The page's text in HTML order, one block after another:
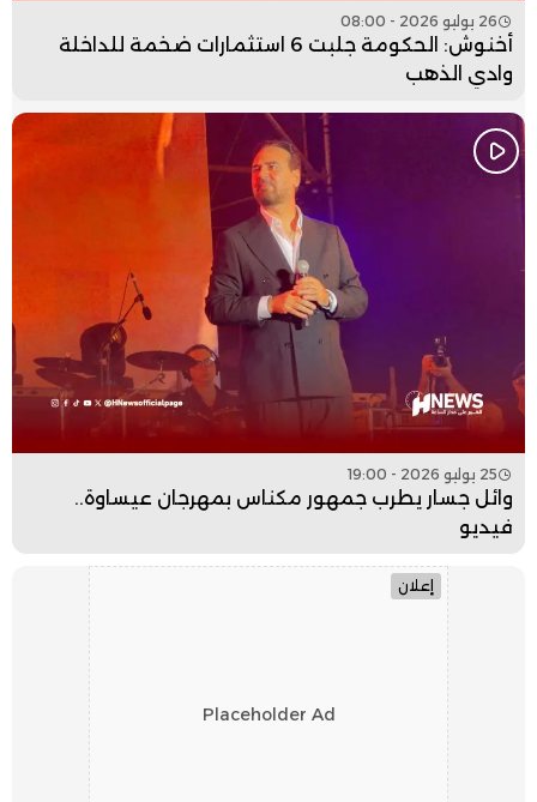
26 يوليو 2026 - 08:00
أخنوش: الحكومة جلبت 6 استثمارات ضخمة للداخلة
وادي الذهب
25 يوليو 2026 - 19:00
وائل جسار يطرب جمهور مكناس بمهرجان عيساوة..
فيديو
إعلان
Placeholder Ad